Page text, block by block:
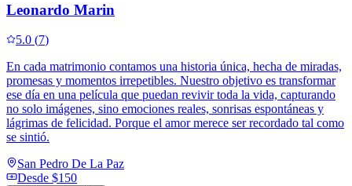
Leonardo Marin
5.0 (7)
En cada matrimonio contamos una historia única, hecha de miradas,
promesas y momentos irrepetibles. Nuestro objetivo es transformar
ese día en una película que puedan revivir toda la vida, capturando
no solo imágenes, sino emociones reales, sonrisas espontáneas y
lágrimas de felicidad. Porque el amor merece ser recordado tal como
se sintió.
San Pedro De La Paz
Desde $150